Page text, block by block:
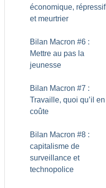
économique, répressif
et meurtrier
Bilan Macron #6 :
Mettre au pas la
jeunesse
Bilan Macron #7 :
Travaille, quoi qu’il en
coûte
Bilan Macron #8 :
capitalisme de
surveillance et
technopolice